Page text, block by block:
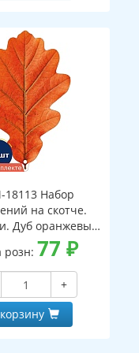
Набор
на скотче.
Дуб оранжевый
шт. в наборе,
ВД-лак)
розн: 77₽
+